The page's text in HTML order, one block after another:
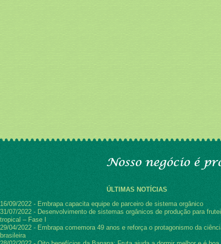
ÚLTIMAS NOTÍCIAS
16/09/2022 - Embrapa capacita equipe de parceiro de sistema orgânico
31/07/2022 - Desenvolvimento de sistemas orgânicos de produção para
tropical – Fase I
29/04/2022 - Embrapa comemora 49 anos e reforça o protagonismo da
brasileira